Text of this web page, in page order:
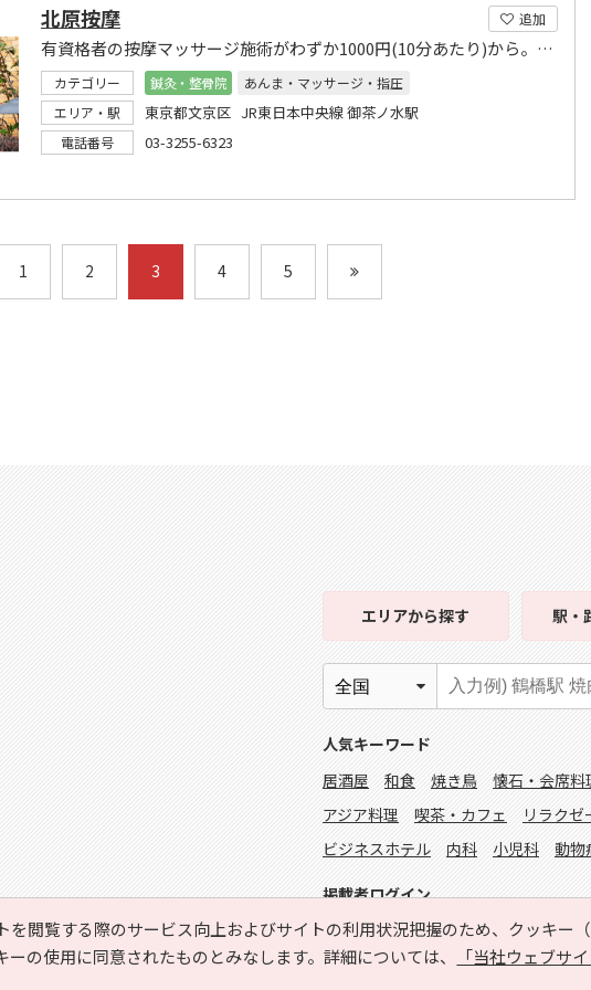
追加
北原按摩
有資格者の按摩マッサージ施術がわずか1000円(10分あたり)から。神田明神入口横
カテゴリー 鍼灸・整骨院
あんま・マッサージ・指圧
エリア・駅
東京都文京区 JR東日本中央線 御茶ノ水駅
電話番号 03-3255-6323
1 2 3 4 5
を閲覧する際のサービス向上およびサイトの利用状況把握のため、クッキー
の使用に同意されたものとみなします。詳細については、
「当社ウェブサ
エリアから探す 駅・
人気キーワード
居酒屋
和食 焼き鳥 懐石・会席料
アジア料理
喫茶・カフェ リラクゼ
ビジネスホテル
内科 小児科 動物
掲載者ログイン